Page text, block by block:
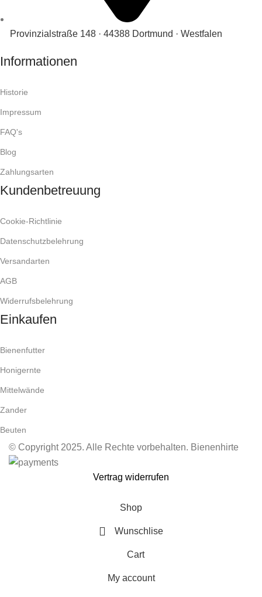
Provinzialstraße 148 · 44388 Dortmund · Westfalen
Informationen
Historie
Impressum
FAQ's
Blog
Zahlungsarten
Kundenbetreuung
Cookie-Richtlinie
Datenschutzbelehrung
Versandarten
AGB
Widerrufsbelehrung
Einkaufen
Bienenfutter
Honigernte
Mittelwände
Zander
Beuten
© Copyright 2025. Alle Rechte vorbehalten. Bienenhirte
Vertrag widerrufen
Shop
Wunschlise
Cart
My account